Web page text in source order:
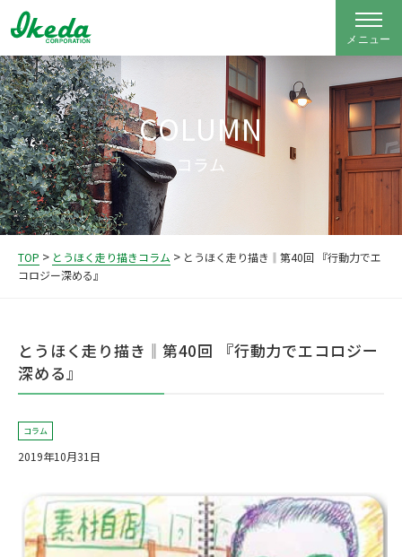
COLUMN
コラム
TOP > とうほく走り描きコラム > とうほく走り描き‖第40回 『行動力でエ
コロジー深める』
とうほく走り描き‖第40回 『行動力でエコロジー
深める』
コラム
2019年10月31日